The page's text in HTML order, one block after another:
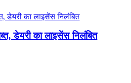
डेयरी का लाइसेंस निलंबित